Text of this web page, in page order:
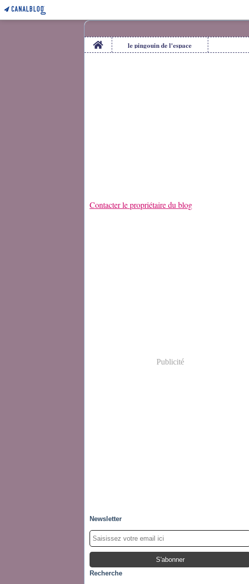
Home le pingouin de l'espace
Contacter le propriétaire du blog
Publicité
Newsletter
Recherche